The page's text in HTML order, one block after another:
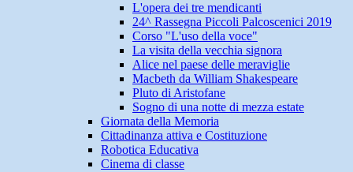
L'opera dei tre mendicanti
24^ Rassegna Piccoli Palcoscenici 2019
Corso "L'uso della voce"
La visita della vecchia signora
Alice nel paese delle meraviglie
Macbeth da William Shakespeare
Pluto di Aristofane
Sogno di una notte di mezza estate
Giornata della Memoria
Cittadinanza attiva e Costituzione
Robotica Educativa
Cinema di classe